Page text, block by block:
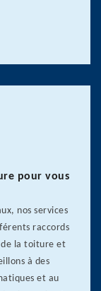
pour vous
nos services
raccords
de la toiture et
à des
et au